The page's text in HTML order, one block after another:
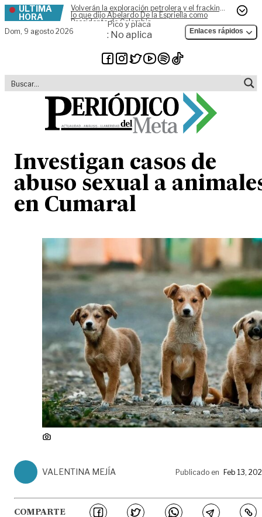
Skip to content
ÚLTIMA
HORA
Volverán la exploración petrolera y el fracking,
lo que dijo Abelardo De la Espriella como
Presidente de Colombia
Dom, 9 agosto 2026
Pico y placa
: No aplica Enlaces rápidos
Investigan casos de
abuso sexual a
en Cumaral
VALENTINA MEJÍA Publicado en Feb 13,
COMPARTE